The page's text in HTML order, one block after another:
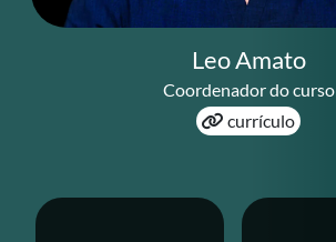
Leo Amato
Coordenador do curso
currículo